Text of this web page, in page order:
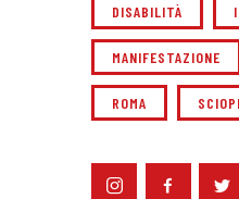
DISABILITÀ
MANIFESTAZIONE
ROMA